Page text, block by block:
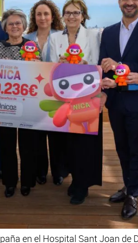
en el Hospital Sant Joan de